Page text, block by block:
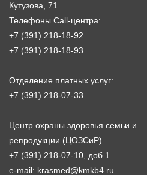
Кутузова, 71
Телефоны Call-центра:
+7 (391) 218-18-92
+7 (391) 218-18-93
Отделение платных услуг:
+7 (391) 218-07-33
Центр охраны здоровья семьи и
репродукции (ЦОЗСиР)
+7 (391) 218-07-10, доб 1
e-mail: krasmed@kmkb4.ru